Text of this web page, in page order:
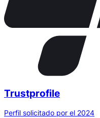
Trustprofile
Perfil solicitado por el 2024